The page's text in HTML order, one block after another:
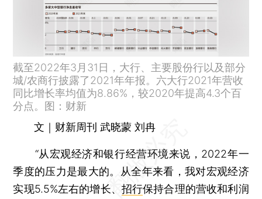
截至2022年3月31日，大行、主要股份行以及部分
城/农商行披露了2021年年报。六大行2021年营收
同比增长率均值为8.86%，较2020年提高4.3个百
分点。图：财新
文｜财新周刊 武晓蒙 刘冉
“从宏观经济和银行经营环境来说，2022年一
季度的压力是最大的。从全年来看，我对宏观经济
实现5.5%左右的增长、 招行保持合理的营收和利润